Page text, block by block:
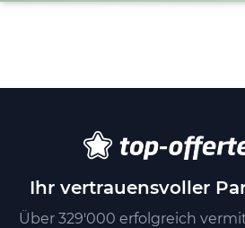
Ihr vertrauensvoller
Über 329'000 erfolgreich